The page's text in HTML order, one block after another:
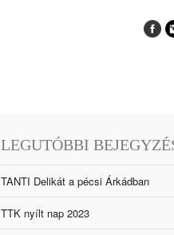
LEGUTÓBBI
TANTI Delikát a pécsi Árkádban
TTK nyílt nap 2023